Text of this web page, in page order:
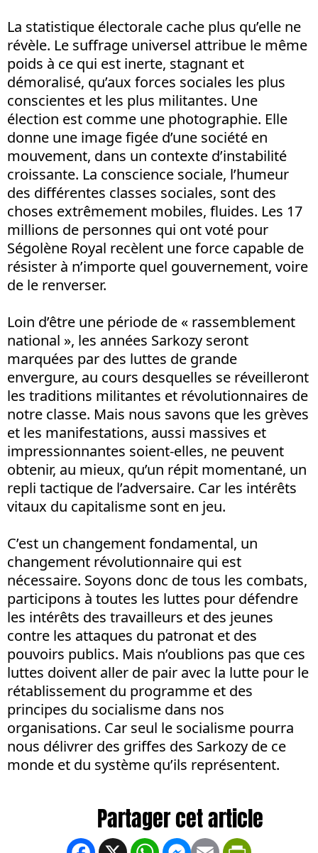
La statistique électorale cache plus qu’elle ne
révèle. Le suffrage universel attribue le même
poids à ce qui est inerte, stagnant et
démoralisé, qu’aux forces sociales les plus
conscientes et les plus militantes. Une
élection est comme une photographie. Elle
donne une image figée d’une société en
mouvement, dans un contexte d’instabilité
croissante. La conscience sociale, l’humeur
des différentes classes sociales, sont des
choses extrêmement mobiles, fluides. Les 17
millions de personnes qui ont voté pour
Ségolène Royal recèlent une force capable de
résister à n’importe quel gouvernement, voire
de le renverser.
Loin d’être une période de « rassemblement
national », les années Sarkozy seront
marquées par des luttes de grande
envergure, au cours desquelles se réveilleront
les traditions militantes et révolutionnaires de
notre classe. Mais nous savons que les grèves
et les manifestations, aussi massives et
impressionnantes soient-elles, ne peuvent
obtenir, au mieux, qu’un répit momentané, un
repli tactique de l’adversaire. Car les intérêts
vitaux du capitalisme sont en jeu.
C’est un changement fondamental, un
changement révolutionnaire qui est
nécessaire. Soyons donc de tous les combats,
participons à toutes les luttes pour défendre
les intérêts des travailleurs et des jeunes
contre les attaques du patronat et des
pouvoirs publics. Mais n’oublions pas que ces
luttes doivent aller de pair avec la lutte pour le
rétablissement du programme et des
principes du socialisme dans nos
organisations. Car seul le socialisme pourra
nous délivrer des griffes des Sarkozy de ce
monde et du système qu’ils représentent.